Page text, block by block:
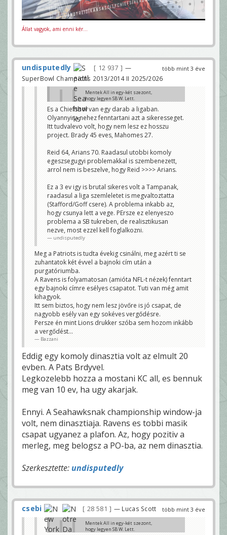
Állat vagyok, ami enni kér...
több mint 3 éve
undisputedly 12 937
—
SuperBowl Champions 2013/2014 II 2025/2026
Mentek All in egy-két szezont,
hogy legyen SB W. Lett.
Most annyira nem fest faszán
a roster. Ahogy a Ramsnél, ez
nem zavarja õket.
Majd építkeznek ahogy lehet,
vagy rebuild. Várják a következõ
nagy dobást.
mégis összeáll vmi, akkor az.
ulpianus
Senki nem vitatja, hogy megerte. Egy SB
jobb deal, mint az osszes evben eros
kozepszernek lenni.
De ez nem valtoztat azon, hogy jovore is
palyara kell kuldeni egy csapatot es az
edzok, FO ugyanugy elszamoltathato a
sikertelensegert.
undisputedly
Azért a Chiefsnél csak megoldják a kontinuitást.
Es a Chiefsbol van egy darab a ligaban.
Olyannyira nehez fenntartani azt a sikeresseget.
Itt tudvalevo volt, hogy nem lesz ez hosszu
project. Brady 45 eves, Mahomes 27.
Reid 64, Arians 70. Raadasul utobbi komoly
egeszsegugyi problemakkal is szembenezett,
arrol nem is beszelve, hogy Reid >>>> Arians.
Ez a 3 ev igy is brutal sikeres volt a Tampanak,
raadasul a liga szemleletet is megvaltoztatta
(Stafford/Goff csere). A problema inkabb az,
hogy csunya lett a vege. PErsze ez elenyeszo
problema a SB tukreben, de realisztikusan
nezve, most ezzel kell foglalkozni.
undisputedly
Meg a Patriots is tudta évekig csinálni, meg azért ti se
zuhantatok két évvel a bajnoki cím után a
purgatóriumba.
A Ravens is folyamatosan (amióta NFL-t nézek) fenntart
egy bajnoki címre esélyes csapatot. Tuti van még amit
kihagyok.
Itt sem biztos, hogy nem lesz jövőre is jó csapat, de
nagyobb esély van egy sokéves vergődésre.
Persze én mint Lions drukker szóba sem hozom inkább
a vergődést...
Bazzani
Eddig egy komoly dinasztia volt az elmult 20
evben. A Pats Brdyvel.
Legkozelebb hozza a mostani KC all, es bennuk
meg van 10 ev, ha ugy akarjak.
Ennyi. A Seahawksnak championship window-ja
volt, nem dinasztiaja. Ravens es tobbi masik
csapat ugyanez a plafon. Az, hogy pozitiv a
merleg, meg belogsz a PO-ba, az nem dinasztia.
Szerkesztette: undisputedly
több mint 3 éve
csebi 28 581 — Lucas Scott
Mentek All in egy-két szezont,
hogy legyen SB W. Lett.